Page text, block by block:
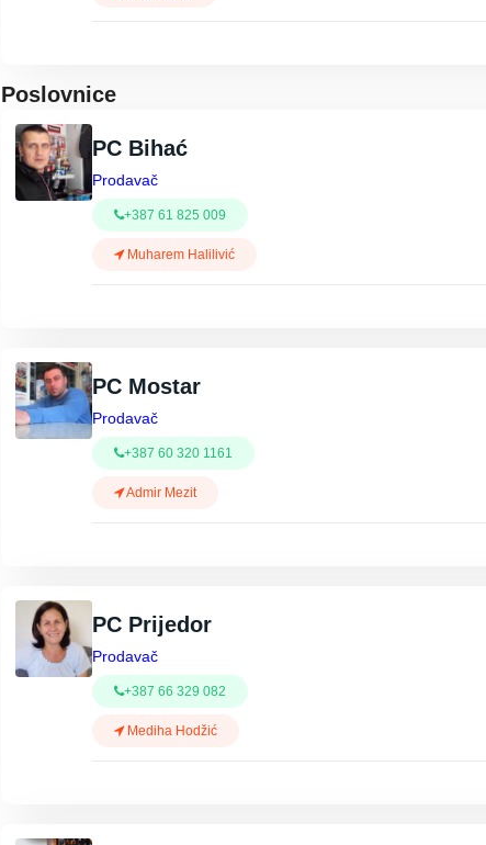
Poslovnice
PC Bihać
Prodavač
+387 61 825 009
Muharem Halilivić
PC Mostar
Prodavač
+387 60 320 1161
Admir Mezit
PC Prijedor
Prodavač
+387 66 329 082
Mediha Hodžić